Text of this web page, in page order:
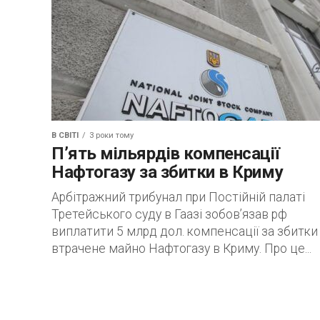
В СВІТІ 3 роки тому
П’ять мільярдів компенсації
Нафтогазу за збитки в Криму
Арбітражний трибунал при Постійній палаті
Третейського суду в Гаазі зобов’язав рф
виплатити 5 млрд дол. компенсації за збитки
втрачене майно Нафтогазу в Криму. Про це...